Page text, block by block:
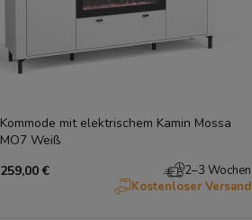
Kommode mit elektrischem Kamin Mossa
MO7 Weiß
259,00 €
2–3 Wochen
Kostenloser Versand